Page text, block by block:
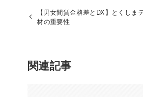
【男女間賃金格差とDX】とくし
材の重要性
関連記事